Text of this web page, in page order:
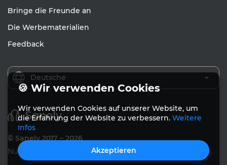
Bringe die Freunde an
Die Werbematerialien
Feedback
Deutsche
© Sanely 2017 – 2026
Nutzungsvereinbarung
🍪 Wir verwenden Cookies
Wir verwenden Cookies auf unserer Website, um
die Erfahrung der Website zu verbessern. Weitere
Infos
Akzeptieren